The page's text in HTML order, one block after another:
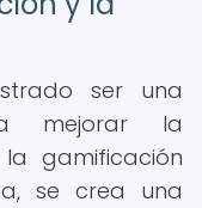
ser una
mejorar la
gamificación
se crea una